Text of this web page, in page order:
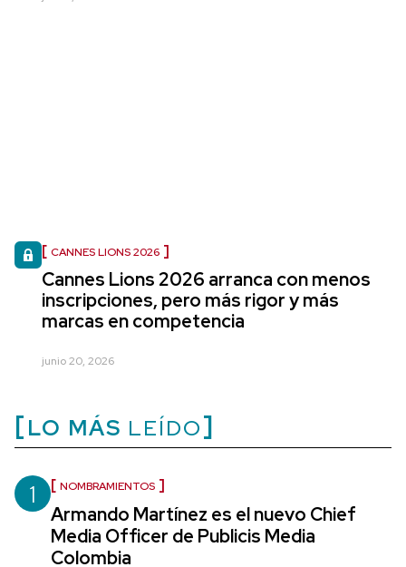
CANNES LIONS 2026
Cannes Lions 2026 arranca con menos
inscripciones, pero más rigor y más
marcas en competencia
junio 20, 2026
LO MÁS LEÍDO
1 NOMBRAMIENTOS
Armando Martínez es el nuevo Chief
Media Officer de Publicis Media
Colombia